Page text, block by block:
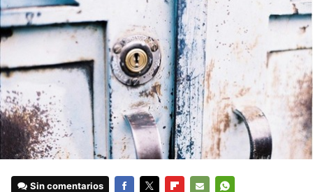
Sin comentarios